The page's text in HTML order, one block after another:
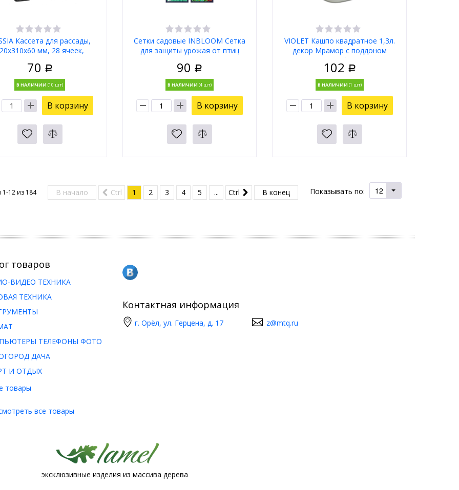
Кассета для рассады,
мм, 28 ячеек,
70 Р
В НАЛИЧИИ
В корзину
Сетки садовые INBLOOM Сетка
для защиты урожая от птиц
014
90 Р
В НАЛИЧИИ
В корзину
VIOLET Кашпо квадратное 1,3л.
декор Мрамор с поддоном
102 Р
В НАЛИЧИИ
В корзину
Показывать по: 12
12 из 184 В начало Ctrl 1 2 3 4 5 ... Ctrl В конец
товаров
товары
ВИДЕО ТЕХНИКА
ТЕХНИКА
ТЕЛЕФОНЫ ФОТО
ДАЧА
И ОТДЫХ
все товары
Контактная информация
г. Орёл, ул. Герцена, д. 17 z@mtq.ru
эксклюзивные изделия из массива дерева